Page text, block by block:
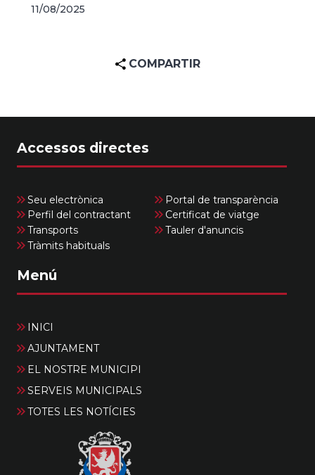
11/08/2025
COMPARTIR
Accessos directes
Seu electrònica
Portal de transparència
Perfil del contractant
Certificat de viatge
Transports
Tauler d'anuncis
Tràmits habituals
Menú
INICI
AJUNTAMENT
EL NOSTRE MUNICIPI
SERVEIS MUNICIPALS
TOTES LES NOTÍCIES